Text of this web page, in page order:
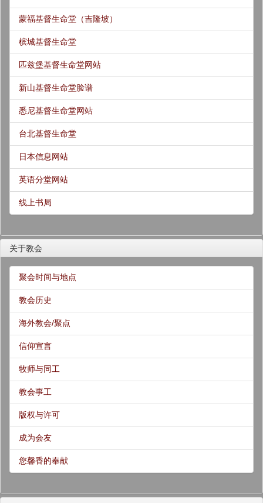
蒙福基督生命堂（吉隆坡）
槟城基督生命堂
匹兹堡基督生命堂网站
新山基督生命堂脸谱
悉尼基督生命堂网站
台北基督生命堂
日本信息网站
英语分堂网站
线上书局
关于教会
聚会时间与地点
教会历史
海外教会/聚点
信仰宣言
牧师与同工
教会事工
版权与许可
成为会友
您馨香的奉献